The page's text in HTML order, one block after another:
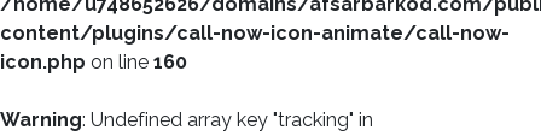
/home/u748652626/domains/afsarbarkod.com/
content/plugins/call-now-icon-animate/call-now-
icon.php on line 160
Warning: Undefined array key "tracking" in